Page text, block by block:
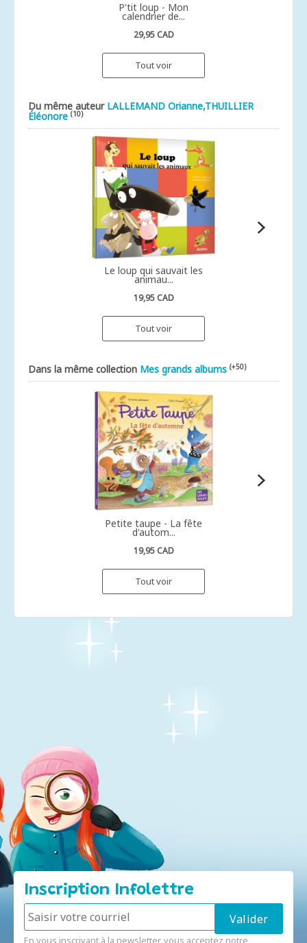
P'tit loup - Mon
calendrier de...
29,95 CAD
Tout voir
Du même auteur LALLEMAND Orianne,THUILLIER
Éléonore (10)
Le loup qui sauvait les
animau...
19,95 CAD
Tout voir
Dans la même collection Mes grands albums (+50)
Petite taupe - La fête
d'autom...
19,95 CAD
Tout voir
Inscription Infolettre
En vous inscrivant à la newsletter, vous acceptez notre